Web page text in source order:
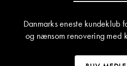
Danmarks eneste kundeklub
og nænsom renovering med